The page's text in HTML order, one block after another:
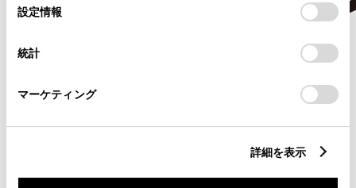
デバイスにすべてのCookie(クッキー)が保存されることに同
意したことになります。Cookie(クッキー)のオプトアウト、
設定の変更、同意を撤回したりするにあたっては、当社の
「Cookie（クッキー）情報の取り扱いについて
」をご覧くだ
設定情報
統計
マーケティング
詳細を表示